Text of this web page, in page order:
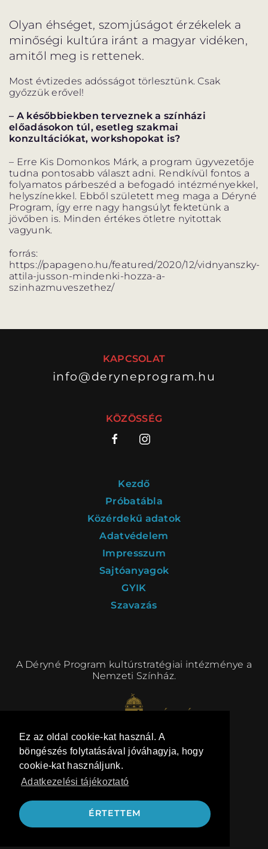
Ez az oldal cookie-kat használ. A
böngészés folytatásával jóváhagyja, hogy
cookie-kat használjunk.
Adatkezelési tájékoztató
ÉRTETTEM
Olyan éhséget, szomjúságot érzékelek a
minőségi kultúra iránt a magyar vidéken,
amitől meg is rettenek.
Most évtizedes adósságot törlesztünk. Csak
győzzük erővel!
– A későbbiekben terveznek a színházi
előadásokon túl, esetleg szakmai
konzultációkat, workshopokat is?
– Erre Kis Domonkos Márk, a program ügyvezetője
tudna pontosabb választ adni. Rendkívül fontos a
folyamatos párbeszéd a befogadó intézményekkel,
helyszínekkel. Ebből született meg maga a Déryné
Program, így erre nagy hangsúlyt fektetünk a
jövőben is. Minden értékes ötletre nyitottak
vagyunk.
forrás:
https://papageno.hu/featured/2020/12/vidnyanszky-
attila-jusson-mindenki-hozza-a-
szinhazmuveszethez/
KAPCSOLAT
info@deryneprogram.hu
KÖZÖSSÉG
Kezdő
Próbatábla
Közérdekű adatok
Adatvédelem
Impresszum
Sajtóanyagok
GYIK
Szavazás
A Déryné Program kultúrstratégiai intézménye a
Nemzeti Színház.